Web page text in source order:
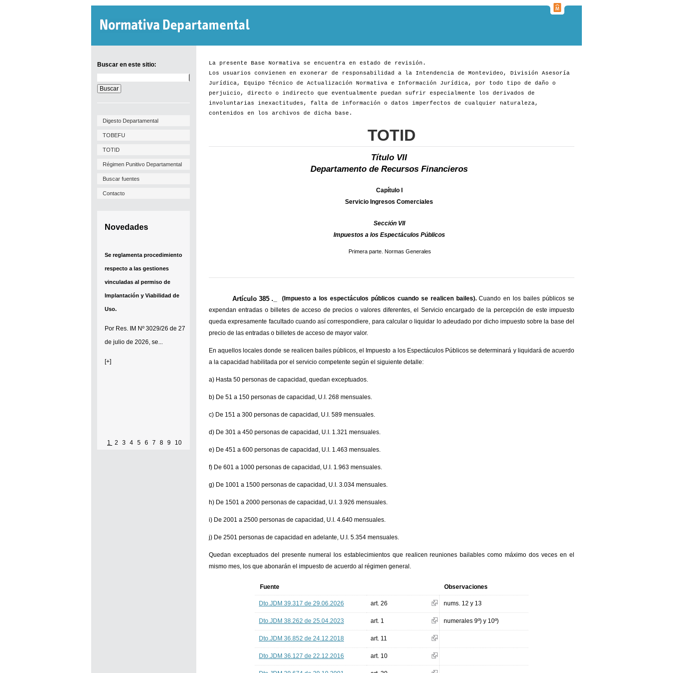
Buscar en este sitio:
en
este
sitio:
Digesto Departamental
TOBEFU
TOTID
Régimen Punitivo Departamental
Buscar fuentes
Contacto
Novedades
Se reglamenta procedimiento
respecto a las gestiones
vinculadas al permiso de
Implantación y Viabilidad de
Uso.
Por Res. IM Nº 3029/26 de 27
de julio de 2026, se...
[+]
1 2 3 4 5 6 7 8 9 10
La presente Base Normativa se encuentra en estado de revisión.
Los usuarios convienen en exonerar de responsabilidad a la Intendencia de Montevideo, División Asesoría
Jurídica, Equipo Técnico de Actualización Normativa e Información Jurídica, por todo tipo de daño o
perjuicio, directo o indirecto que eventualmente puedan sufrir especialmente los derivados de
involuntarias inexactitudes, falta de información o datos imperfectos de cualquier naturaleza,
contenidos en los archivos de dicha base.
TOTID
Título VII
Departamento de Recursos Financieros
Capítulo I
Servicio Ingresos Comerciales
Sección VII
Impuestos a los Espectáculos Públicos
Primera parte. Normas Generales
Artículo 385 ._ (Impuesto a los espectáculos públicos cuando se realicen bailes).Cuando en los bailes públicos se
expendan entradas o billetes de acceso de precios o valores diferentes, el Servicio encargado de la percepción de este impuesto
queda expresamente facultado cuando así correspondiere, para calcular o liquidar lo adeudado por dicho impuesto sobre la base del
precio de las entradas o billetes de acceso de mayor valor.
En aquellos locales donde se realicen bailes públicos, el Impuesto a los Espectáculos Públicos se determinará y liquidará de acuerdo
a la capacidad habilitada por el servicio competente según el siguiente detalle:
a) Hasta 50 personas de capacidad, quedan exceptuados.
b) De 51 a 150 personas de capacidad, U.I. 268 mensuales.
c) De 151 a 300 personas de capacidad, U.I. 589 mensuales.
d) De 301 a 450 personas de capacidad, U.I. 1.321 mensuales.
e) De 451 a 600 personas de capacidad, U.I. 1.463 mensuales.
f) De 601 a 1000 personas de capacidad, U.I. 1.963 mensuales.
g) De 1001 a 1500 personas de capacidad, U.I. 3.034 mensuales.
h) De 1501 a 2000 personas de capacidad, U.I. 3.926 mensuales.
i) De 2001 a 2500 personas de capacidad, U.I. 4.640 mensuales.
j) De 2501 personas de capacidad en adelante, U.I. 5.354 mensuales.
Quedan exceptuados del presente numeral los establecimientos que realicen reuniones bailables como máximo dos veces en el
mismo mes, los que abonarán el impuesto de acuerdo al régimen general.
Fuente Observaciones
Dto.JDM 39.317 de 29.06.2026 art. 26 nums. 12 y 13
Dto.JDM 38.262 de 25.04.2023 art. 1 numerales 9º) y 10º)
Dto.JDM 36.852 de 24.12.2018 art. 11
Dto.JDM 36.127 de 22.12.2016 art. 10